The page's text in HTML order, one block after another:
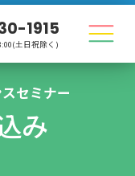
1915
土日祝除く)
セミナー
み